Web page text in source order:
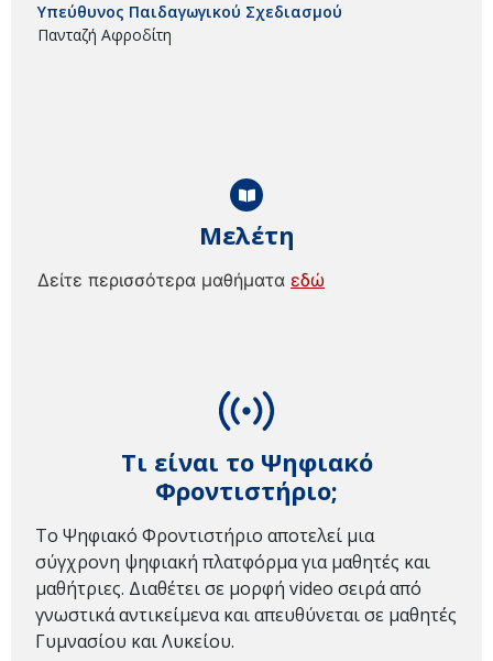
Τι είναι το Ψηφιακό
Φροντιστήριο;
Το Ψηφιακό Φροντιστήριο αποτελεί μια
σύγχρονη ψηφιακή πλατφόρμα για μαθητές και
μαθήτριες. Διαθέτει σε μορφή video σειρά από
γνωστικά αντικείμενα και απευθύνεται σε μαθητές
Γυμνασίου και Λυκείου.
Μελέτη
Δείτε περισσότερα μαθήματα εδώ
Υπεύθυνος Παιδαγωγικού Σχεδιασμού
Πανταζή Αφροδίτη